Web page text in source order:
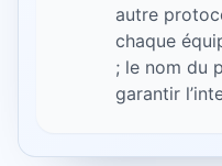
autre
chaque
; le nom du
garantir